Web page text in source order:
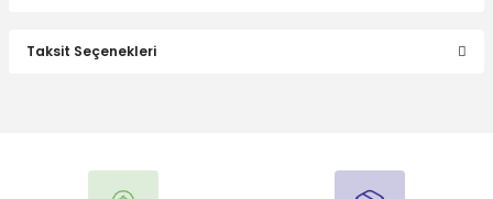
Taksit Seçenekleri